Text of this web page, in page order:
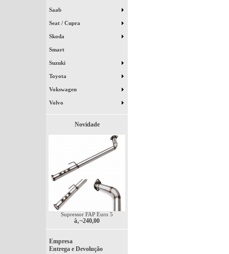
Saab
Seat / Cupra
Skoda
Smart
Suzuki
Toyota
Vokswagen
Volvo
Novidade
Supressor FAP Euro 5
â‚¬240,00
Empresa
Entrega e Devolução